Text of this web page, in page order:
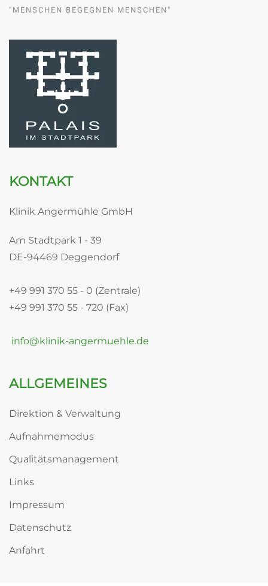
"MENSCHEN BEGEGNEN MENSCHEN"
KONTAKT
Klinik Angermühle GmbH
Am Stadtpark 1 - 39
DE-94469 Deggendorf
+49 991 370 55 - 0 (Zentrale)
+49 991 370 55 - 720 (Fax)
info@klinik-angermuehle.de
ALLGEMEINES
Direktion & Verwaltung
Aufnahmemodus
Qualitätsmanagement
Links
Impressum
Datenschutz
Anfahrt